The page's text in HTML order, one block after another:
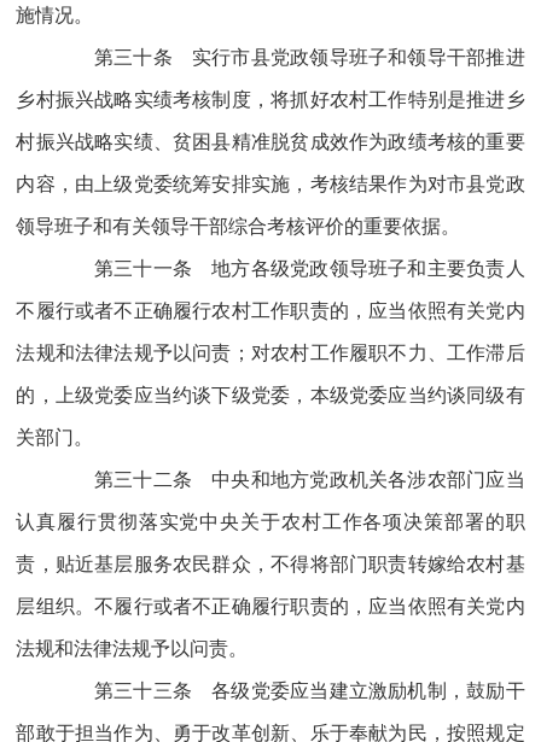
施情况。
第三十条 实行市县党政领导班子和领导干部推进
乡村振兴战略实绩考核制度，将抓好农村工作特别是推进乡
村振兴战略实绩、贫困县精准脱贫成效作为政绩考核的重要
内容，由上级党委统筹安排实施，考核结果作为对市县党政
领导班子和有关领导干部综合考核评价的重要依据。
第三十一条 地方各级党政领导班子和主要负责人
不履行或者不正确履行农村工作职责的，应当依照有关党内
法规和法律法规予以问责；对农村工作履职不力、工作滞后
的，上级党委应当约谈下级党委，本级党委应当约谈同级有
关部门。
第三十二条 中央和地方党政机关各涉农部门应当
认真履行贯彻落实党中央关于农村工作各项决策部署的职
责，贴近基层服务农民群众，不得将部门职责转嫁给农村基
层组织。不履行或者不正确履行职责的，应当依照有关党内
法规和法律法规予以问责。
第三十三条 各级党委应当建立激励机制，鼓励干
部敢于担当作为、勇于改革创新、乐于奉献为民，按照规定